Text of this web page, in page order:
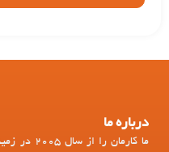
درباره ما
ما کارمان